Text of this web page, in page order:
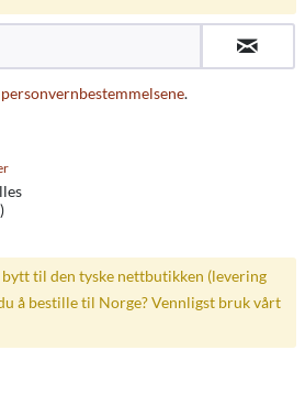
personvernbestemmelsene.
til den tyske nettbutikken (levering
å bestille til Norge? Vennligst bruk vårt